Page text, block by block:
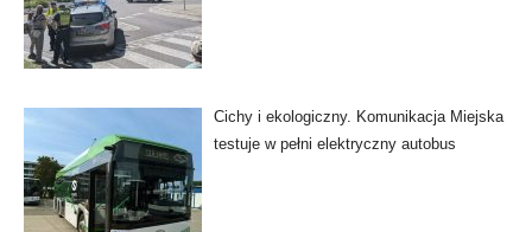
Cichy i ekologiczny. Komunikacja Miejska
testuje w pełni elektryczny autobus